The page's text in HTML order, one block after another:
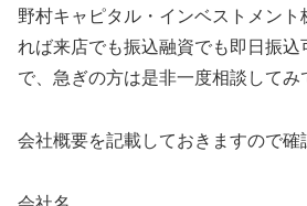
野村キャピタル・インベストメント
れば来店でも振込融資でも即日振
で、急ぎの方は是非一度相談してみ
会社概要を記載しておきますので確